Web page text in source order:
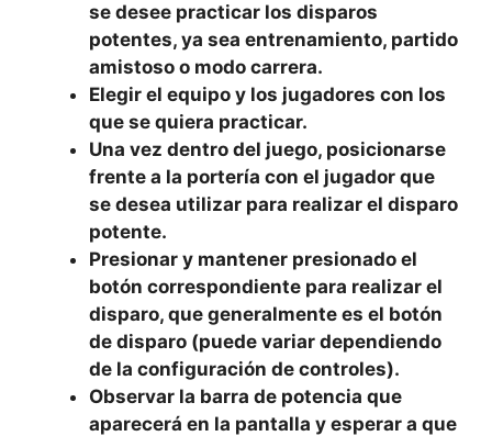
se desee practicar los disparos
potentes, ya sea entrenamiento, partido
amistoso o modo carrera.
Elegir el equipo y los jugadores con los
que se quiera practicar.
Una vez dentro del juego, posicionarse
frente a la portería con el jugador que
se desea utilizar para realizar el disparo
potente.
Presionar y mantener presionado el
botón correspondiente para realizar el
disparo, que generalmente es el botón
de disparo (puede variar dependiendo
de la configuración de controles).
Observar la barra de potencia que
aparecerá en la pantalla y esperar a que